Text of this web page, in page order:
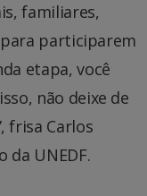
familiares,
para participarem
etapa, você
não deixe de
frisa Carlos
da UNEDF.